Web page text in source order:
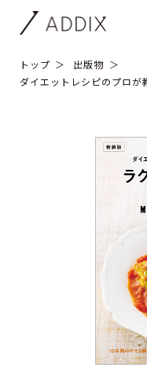
トップ
出版物
ダイエットレシピのプロ